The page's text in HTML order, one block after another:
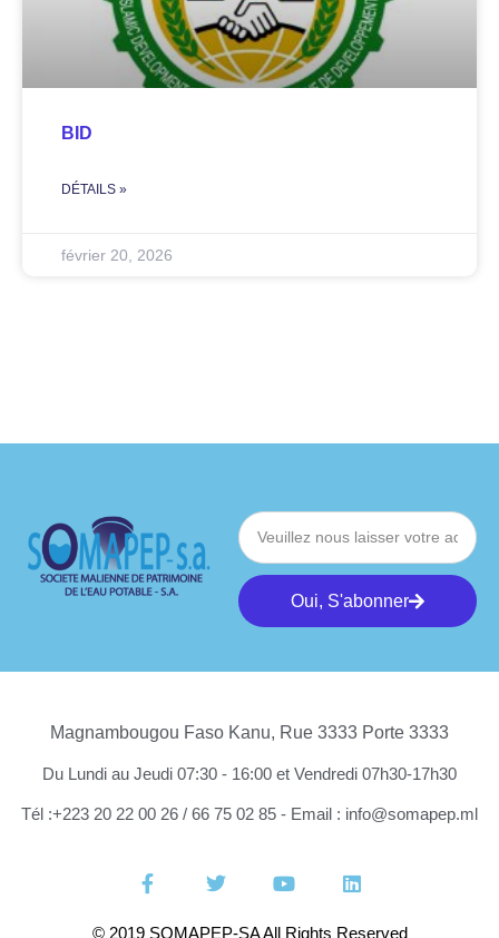
BID
DÉTAILS »
février 20, 2026
Oui, S'abonner
Magnambougou Faso Kanu, Rue 3333 Porte 3333
Du Lundi au Jeudi 07:30 - 16:00 et Vendredi 07h30-17h30
Tél :+223 20 22 00 26 / 66 75 02 85 - Email : info@somapep.ml
© 2019 SOMAPEP-SA All Rights Reserved